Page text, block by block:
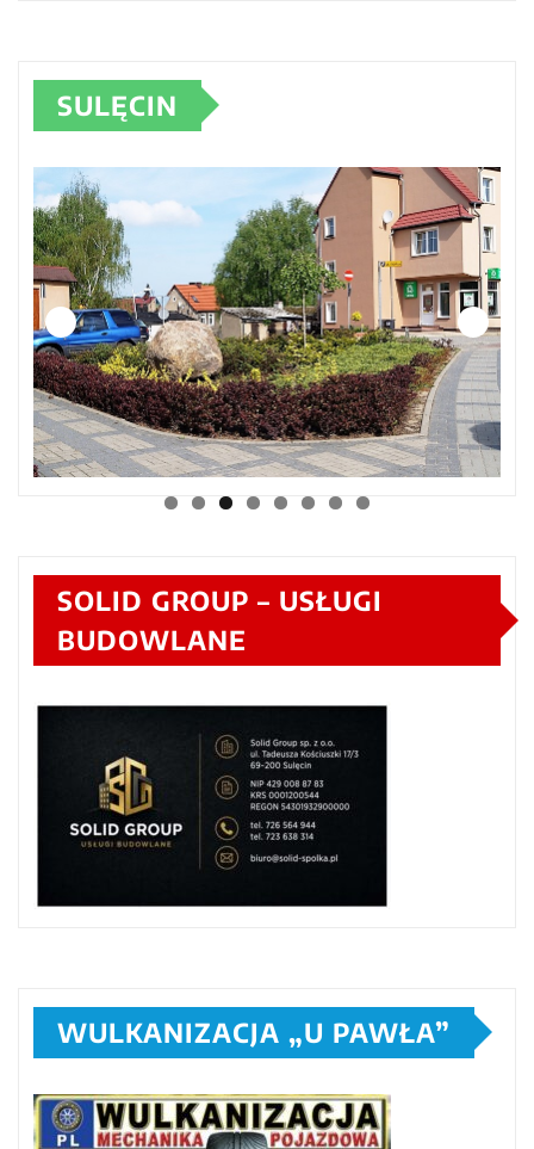
SULĘCIN
SOLID GROUP – USŁUGI
BUDOWLANE
WULKANIZACJA „U PAWŁA”